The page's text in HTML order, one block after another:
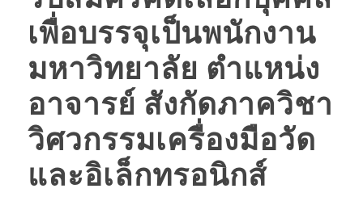
เพื่อบรรจุเป็นพนักงาน
มหาวิทยาลัย ตำแหน่ง
อาจารย์ สังกัดภาควิชา
วิศวกรรมเครื่องมือวัด
และอิเล็กทรอนิกส์